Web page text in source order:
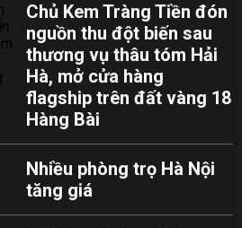
Chủ Kem Tràng Tiền đón
nguồn thu đột biến sau
thương vụ thâu tóm Hải
Hà, mở cửa hàng
flagship trên đất vàng 18
Hàng Bài
Nhiều phòng trọ Hà Nội
tăng giá